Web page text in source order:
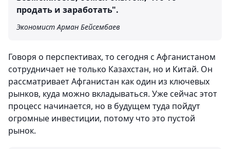
продать и заработать".
Экономист Арман Бейсембаев
Говоря о перспективах, то сегодня с Афганистаном
сотрудничает не только Казахстан, но и Китай. Он
рассматривает Афганистан как один из ключевых
рынков, куда можно вкладываться. Уже сейчас этот
процесс начинается, но в будущем туда пойдут
огромные инвестиции, потому что это пустой
рынок.